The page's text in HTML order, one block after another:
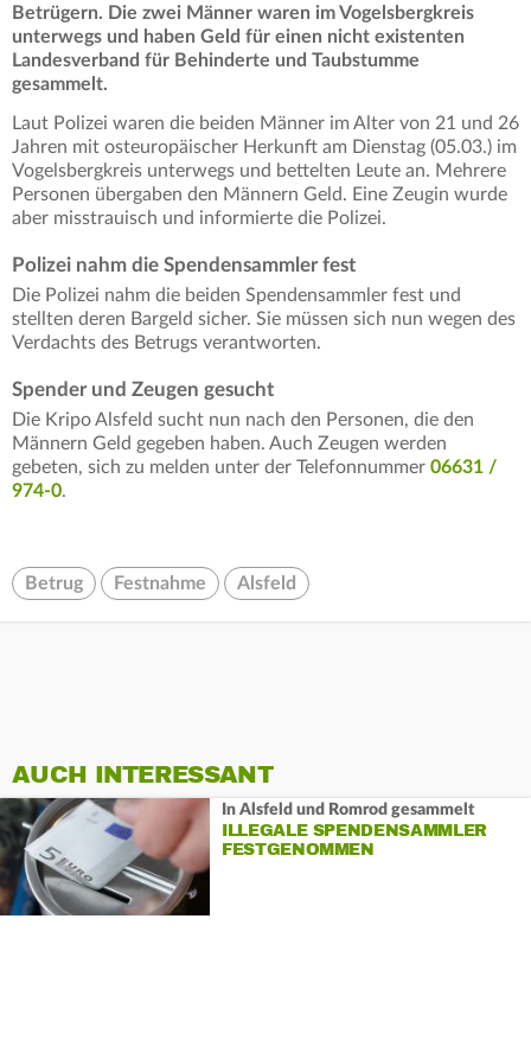
Betrügern. Die zwei Männer waren im Vogelsbergkreis
unterwegs und haben Geld für einen nicht existenten
Landesverband für Behinderte und Taubstumme
gesammelt.
Laut Polizei waren die beiden Männer im Alter von 21 und 26
Jahren mit osteuropäischer Herkunft am Dienstag (05.03.) im
Vogelsbergkreis unterwegs und bettelten Leute an. Mehrere
Personen übergaben den Männern Geld. Eine Zeugin wurde
aber misstrauisch und informierte die Polizei.
Polizei nahm die Spendensammler fest
Die Polizei nahm die beiden Spendensammler fest und
stellten deren Bargeld sicher. Sie müssen sich nun wegen des
Verdachts des Betrugs verantworten.
Spender und Zeugen gesucht
Die Kripo Alsfeld sucht nun nach den Personen, die den
Männern Geld gegeben haben. Auch Zeugen werden
gebeten, sich zu melden unter der Telefonnummer 06631 /
974-0.
Betrug Festnahme Alsfeld
AUCH INTERESSANT
In Alsfeld und Romrod gesammelt
ILLEGALE SPENDENSAMMLER
FESTGENOMMEN